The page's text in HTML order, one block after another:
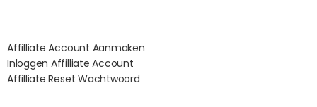
Affilliate Account Aanmaken
Inloggen Affilliate Account
Affilliate Reset Wachtwoord